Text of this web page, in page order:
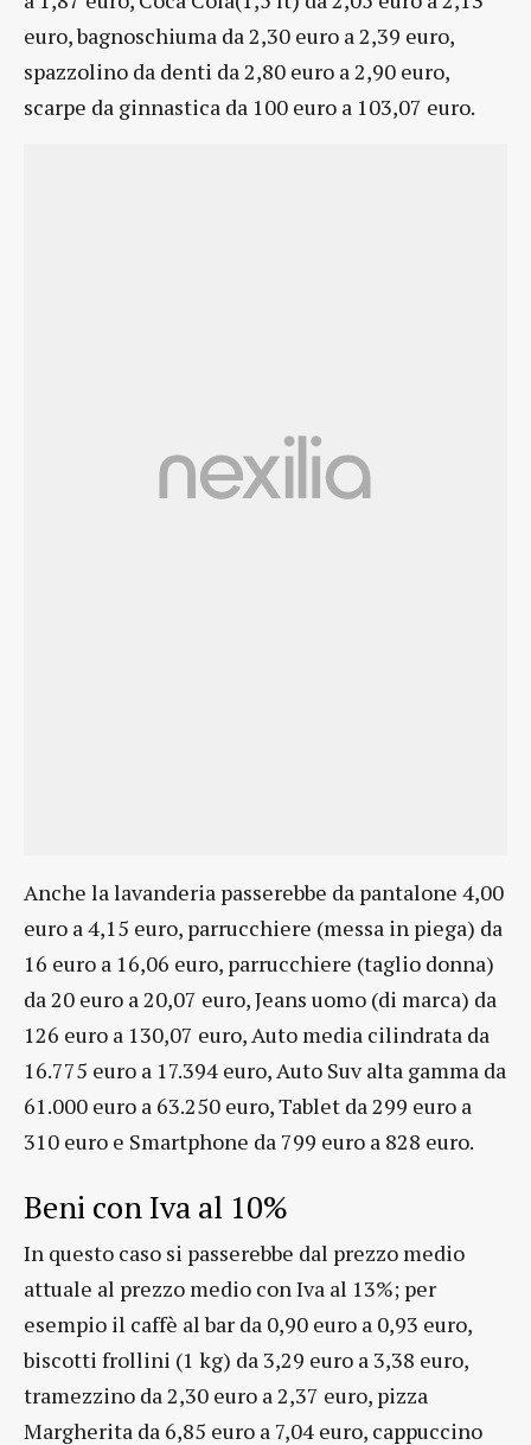
euro, bagnoschiuma da 2,30 euro a 2,39 euro,
spazzolino da denti da 2,80 euro a 2,90 euro,
scarpe da ginnastica da 100 euro a 103,07 euro.
Anche la lavanderia passerebbe da pantalone 4,00
euro a 4,15 euro, parrucchiere (messa in piega) da
16 euro a 16,06 euro, parrucchiere (taglio donna)
da 20 euro a 20,07 euro, Jeans uomo (di marca) da
126 euro a 130,07 euro, Auto media cilindrata da
16.775 euro a 17.394 euro, Auto Suv alta gamma da
61.000 euro a 63.250 euro, Tablet da 299 euro a
310 euro e Smartphone da 799 euro a 828 euro.
Beni con Iva al 10%
In questo caso si passerebbe dal prezzo medio
attuale al prezzo medio con Iva al 13%; per
esempio il caffè al bar da 0,90 euro a 0,93 euro,
biscotti frollini (1 kg) da 3,29 euro a 3,38 euro,
tramezzino da 2,30 euro a 2,37 euro, pizza
Margherita da 6,85 euro a 7,04 euro, cappuccino